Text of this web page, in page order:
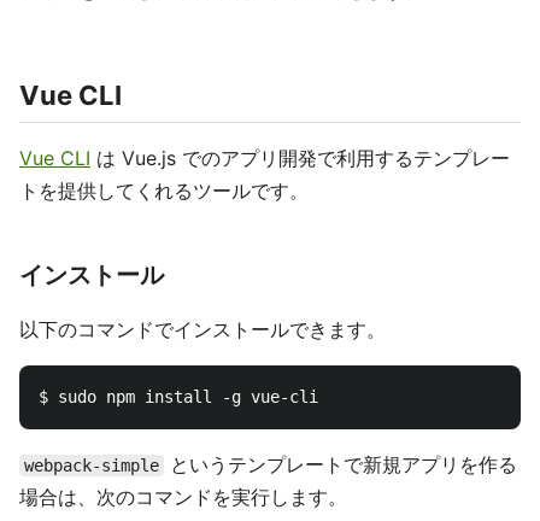
Vue CLI
Vue CLI は Vue.js でのアプリ開発で利用するテンプレー
トを提供してくれるツールです。
インストール
以下のコマンドでインストールできます。
webpack-simple
というテンプレートで新規アプリを作る
場合は、次のコマンドを実行します。